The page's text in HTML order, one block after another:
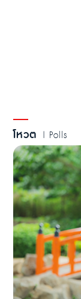
โหวต | Polls